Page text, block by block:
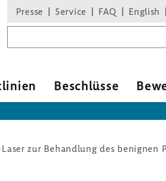
Presse Service FAQ English
Beschlüsse
zur Behandlung des benignen